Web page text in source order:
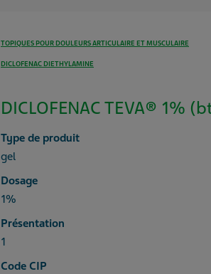
TOPIQUES POUR DOULEURS ARTICULAIRE ET MUSCULAIRE
DICLOFENAC DIETHYLAMINE
DICLOFENAC TEVA® 1%
Type de produit
gel
Dosage
1%
Présentation
1
Code CIP